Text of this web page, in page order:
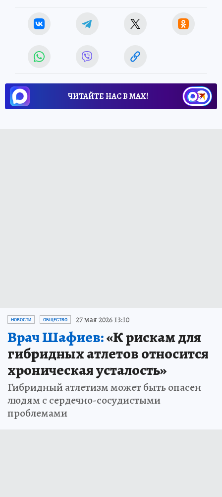
ЧИТАЙТЕ НАС В МАХ!
НОВОСТИ ОБЩЕСТВО 27 мая 2026 13:10
Врач Шафиев:«К рискам для
гибридных атлетов относится
хроническая усталость»
Гибридный атлетизм может быть опасен
людям с сердечно-сосудистыми
проблемами